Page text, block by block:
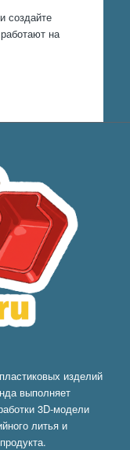
создайте
на
изделий
выполняет
3D-модели
литья и